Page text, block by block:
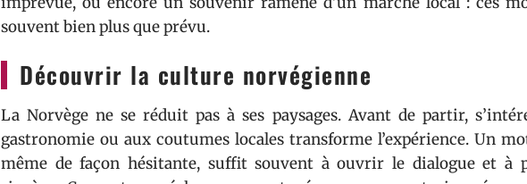
souvent bien plus que prévu.
Découvrir la culture norvégienne
La Norvège ne se réduit pas à ses paysages. Avant de partir,
gastronomie ou aux coutumes locales transforme l’expérience. Un
même de façon hésitante, suffit souvent à ouvrir le dialogue et à